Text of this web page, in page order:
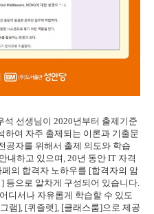
선생님이 2020년부터 출제기준
하여 자주 출제되는 이론과 기출문
공자를 위해서 출제 의도와 학습
내하고 있으며, 20년 동안 IT 자격
의 합격자 노하우를 [합격자의 암
등으로 알차게 구성되어 있습니다.
디서나 자유롭게 학습할 수 있도
램], [퀴즐렛], [클래스룸]으로 제공